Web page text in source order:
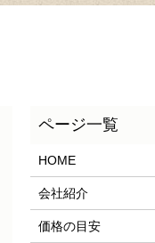
HOME
会社紹介
価格の目安